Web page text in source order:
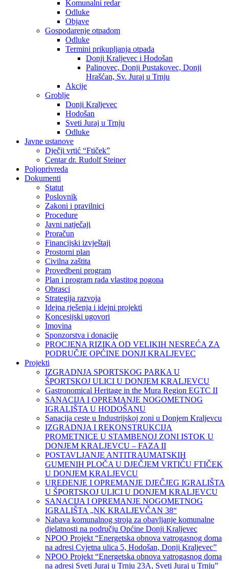
Komunalni redar
Odluke
Objave
Gospodarenje otpadom
Odluke
Termini prikupljanja otpada
Donji Kraljevec i Hodošan
Palinovec, Donji Pustakovec, Donji
Hrašćan, Sv. Juraj u Trnju
Akcije
Groblje
Donji Kraljevec
Hodošan
Sveti Juraj u Trnju
Odluke
Javne ustanove
Dječji vrtić “Ftiček”
Centar dr. Rudolf Steiner
Poljoprivreda
Dokumenti
Statut
Poslovnik
Zakoni i pravilnici
Procedure
Javni natječaji
Proračun
Financijski izvještaji
Prostorni plan
Civilna zaštita
Provedbeni program
Plan i program rada vlastitog pogona
Obrasci
Strategija razvoja
Idejna rješenja i idejni projekti
Koncesijski ugovori
Imovina
Sponzorstva i donacije
PROCJENA RIZIKA OD VELIKIH NESREĆA ZA
PODRUČJE OPĆINE DONJI KRALJEVEC
Projekti
IZGRADNJA SPORTSKOG PARKA U
ŠPORTSKOJ ULICI U DONJEM KRALJEVCU
Gastronomical Heritage in the Mura Region EGTC II
SANACIJA I OPREMANJE NOGOMETNOG
IGRALIŠTA U HODOŠANU
Sanacija ceste u Industrijskoj zoni u Donjem Kraljevcu
IZGRADNJA I REKONSTRUKCIJA
PROMETNICE U STAMBENOJ ZONI ISTOK U
DONJEM KRALJEVCU – FAZA II
POSTAVLJANJE ANTITRAUMATSKIH
GUMENIH PLOČA U DJEČJEM VRTIĆU FTIČEK
U DONJEM KRALJEVCU
UREĐENJE I OPREMANJE DJEČJEG IGRALIŠTA
U ŠPORTSKOJ ULICI U DONJEM KRALJEVCU
SANACIJA I OPREMANJE NOGOMETNOG
IGRALIŠTA „NK KRALJEVČAN 38“
Nabava komunalnog stroja za obavljanje komunalne
djelatnosti na području Općine Donji Kraljevec
NPOO Projekt “Energetska obnova vatrogasnog doma
na adresi Cvjetna ulica 5, Hodošan, Donji Kraljevec”
NPOO Projekt “Energetska obnova vatrogasnog doma
na adresi Sveti Juraj u Trnju 23A, Sveti Juraj u Trnju”